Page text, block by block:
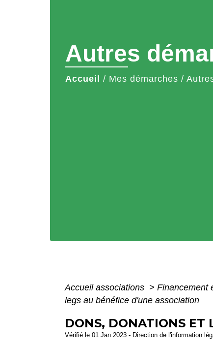
Autres
Accueil / Mes démarches /
Accueil associations > Financement
legs au bénéfice d'une association
DONS, DONATIONS ET
Vérifié le 01 Jan 2023 - Direction de l'information